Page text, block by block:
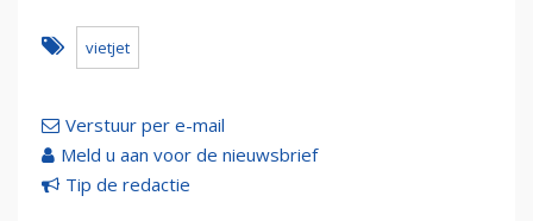
vietjet
Verstuur per e-mail
Meld u aan voor de nieuwsbrief
Tip de redactie